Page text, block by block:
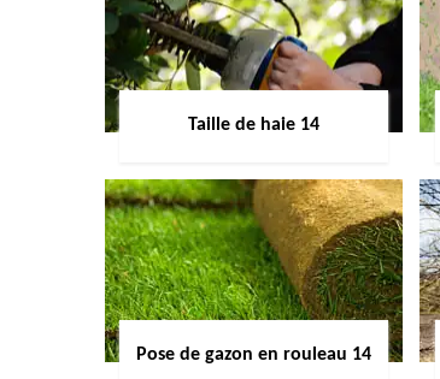
Taille de haie 14
Pose de gazon en rouleau 14